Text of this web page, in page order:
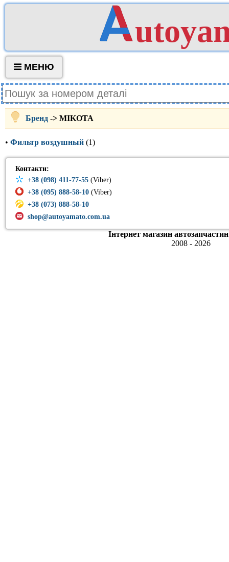
МЕНЮ
Бренд -> MIKOTA
• Фильтр воздушный (1)
Контакти:
+38 (098) 411-77-55 (Viber)
+38 (095) 888-58-10 (Viber)
+38 (073) 888-58-10
shop@autoyamato.com.ua
Інтернет магазин
2008 - 2026